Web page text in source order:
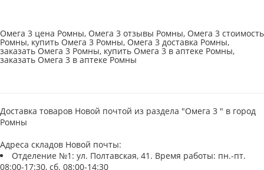
Омега 3 цена Ромны, Омега 3 отзывы Ромны, Омега 3 стоимость
Ромны, купить Омега 3 Ромны, Омега 3 доставка Ромны,
заказать Омега 3 Ромны, купить Омега 3 в аптеке Ромны,
заказать Омега 3 в аптеке Ромны
Доставка товаров Новой почтой из раздела "Омега 3 " в город
Ромны
Адреса складов Новой почты:
Отделение №1: ул. Полтавская, 41. Время работы: пн.-пт.
08:00-17:30, сб. 08:00-14:30